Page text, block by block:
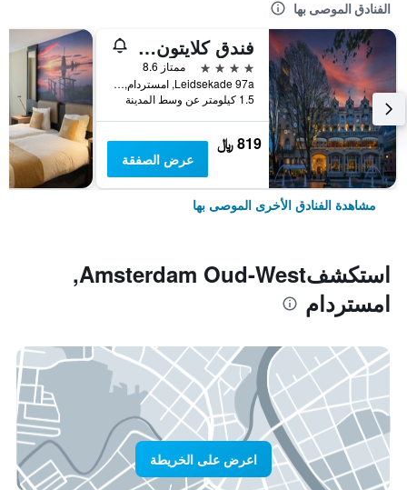
الفنادق الموصى بها
فندق كلايتون أمستردام أمريكان
4 نجوم
ممتاز 8.6
Leidsekade 97a, امستردام, مقاطعة شمال هولندا, هولندا
1.5 كيلومتر عن وسط المدينة
819 ﷼
عرض الصفقة
مشاهدة الفنادق الأخرى الموصى بها
استكشفAmsterdam Oud-West,
امستردام
اعرض على الخريطة